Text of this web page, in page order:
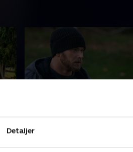
DetaljerEn tidligere soldat med